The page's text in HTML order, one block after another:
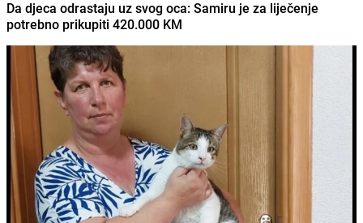
Da djeca odrastaju uz svog oca: Samiru je za liječenje
potrebno prikupiti 420.000 KM